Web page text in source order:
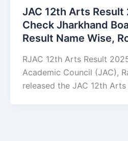
JAC 12th Arts Result
Check Jharkhand
Result Name Wise,
RJAC 12th Arts Result
Academic Council (JAC),
released the JAC 12th